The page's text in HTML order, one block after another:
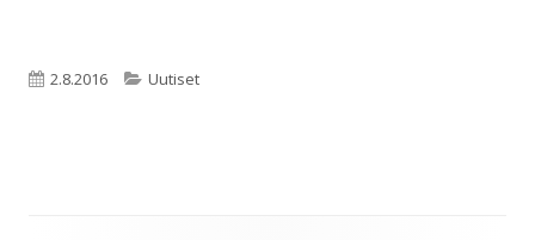
Julkaistu
2.8.2016 Kategoriat
Uutiset